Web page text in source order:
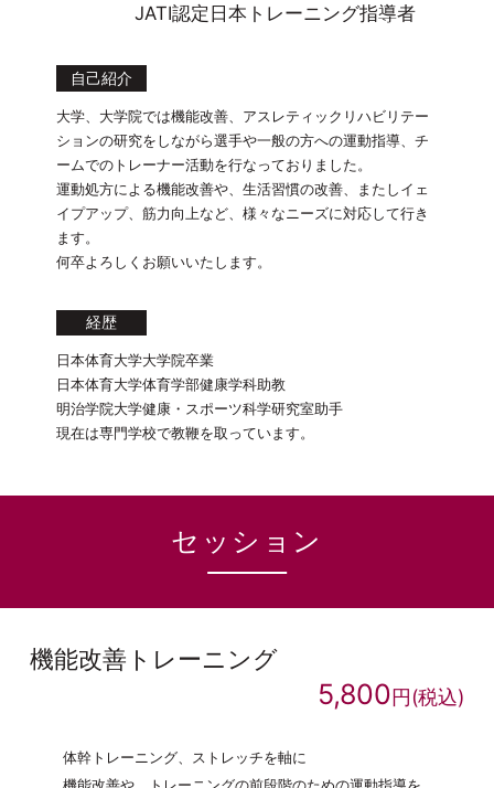
JATI認定日本トレーニング指導者
自己紹介
大学、大学院では機能改善、アスレティックリハビリテー
ションの研究をしながら選手や一般の方への運動指導、チ
ームでのトレーナー活動を行なっておりました。
運動処方による機能改善や、生活習慣の改善、またしイェ
イプアップ、筋力向上など、様々なニーズに対応して行き
ます。
何卒よろしくお願いいたします。
経歴
日本体育大学大学院卒業
日本体育大学体育学部健康学科助教
明治学院大学健康・スポーツ科学研究室助手
現在は専門学校で教鞭を取っています。
セッション
機能改善トレーニング
5,800円(税込)
体幹トレーニング、ストレッチを軸に